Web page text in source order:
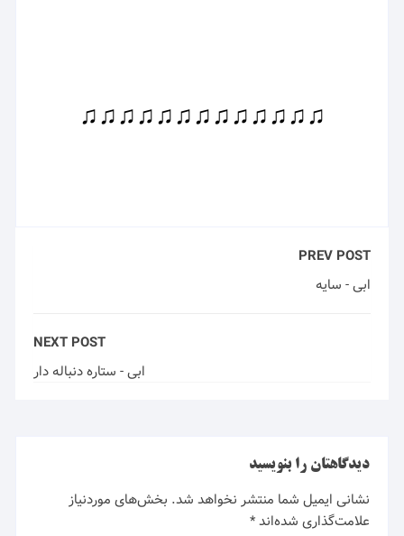
♫♫♫♫♫♫♫♫♫♫♫♫♫
PREV POST
ابی - سایه
NEXT POST
ابی - ستاره دنباله دار
دیدگاهتان را بنویسید
نشانی ایمیل شما منتشر نخواهد شد. بخش‌های موردنیاز
علامت‌گذاری شده‌اند*